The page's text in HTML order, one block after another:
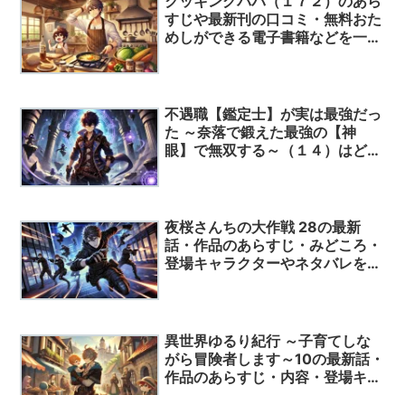
すじや最新刊の口コミ・無料おた
めしができる電子書籍などを一挙
不遇職【鑑定士】が実は最強だっ
た ～奈落で鍛えた最強の【神
眼】で無双する～（１４）はどこ
夜桜さんちの大作戦 28の最新
話・作品のあらすじ・みどころ・
登場キャラクターやネタバレを紹
異世界ゆるり紀行 ～子育てしな
がら冒険者します～10の最新話・
作品のあらすじ・内容・登場キャ